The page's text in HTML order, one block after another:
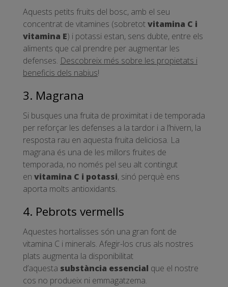
Aquests petits fruits del bosc, amb el seu
concentrat de vitamines (sobretotvitamina C i
vitamina E) i potassi estan, sens dubte, entre els
aliments que cal prendre per augmentar les
defenses. Descobreix més sobre les propietats i
beneficis dels nabius!
3. Magrana
Si busques una fruita de proximitat i de temporada
per reforçar les defenses a la tardor i a l’hivern, la
resposta rau en aquesta fruita deliciosa. La
magrana és una de les millors fruites de
temporada, no només pel seu alt contingut
en vitamina C i potassi, sinó perquè ens
aporta molts antioxidants.
4. Pebrots vermells
Aquestes hortalisses són una gran font de
vitamina C i minerals. Afegir-los crus als nostres
plats augmenta la disponibilitat
d’aquesta substància essencial que el nostre
cos no produeix ni emmagatzema.